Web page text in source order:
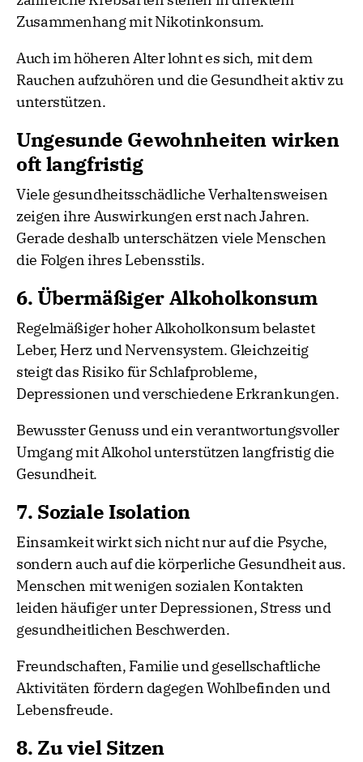
Zusammenhang mit Nikotinkonsum.
Auch im höheren Alter lohnt es sich, mit dem
Rauchen aufzuhören und die Gesundheit aktiv zu
unterstützen.
Ungesunde Gewohnheiten wirken
oft langfristig
Viele gesundheitsschädliche Verhaltensweisen
zeigen ihre Auswirkungen erst nach Jahren.
Gerade deshalb unterschätzen viele Menschen
die Folgen ihres Lebensstils.
6. Übermäßiger Alkoholkonsum
Regelmäßiger hoher Alkoholkonsum belastet
Leber, Herz und Nervensystem. Gleichzeitig
steigt das Risiko für Schlafprobleme,
Depressionen und verschiedene Erkrankungen.
Bewusster Genuss und ein verantwortungsvoller
Umgang mit Alkohol unterstützen langfristig die
Gesundheit.
7. Soziale Isolation
Einsamkeit wirkt sich nicht nur auf die Psyche,
sondern auch auf die körperliche Gesundheit aus.
Menschen mit wenigen sozialen Kontakten
leiden häufiger unter Depressionen, Stress und
gesundheitlichen Beschwerden.
Freundschaften, Familie und gesellschaftliche
Aktivitäten fördern dagegen Wohlbefinden und
Lebensfreude.
8. Zu viel Sitzen